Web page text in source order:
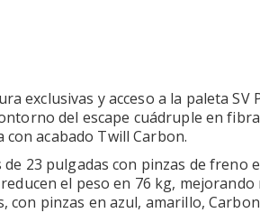
exclusivas y acceso a la paleta SV
del escape cuádruple en
acabado Twill Carbon.
23 pulgadas con pinzas de freno
el peso en 76 kg,
con pinzas en azul, amarillo,